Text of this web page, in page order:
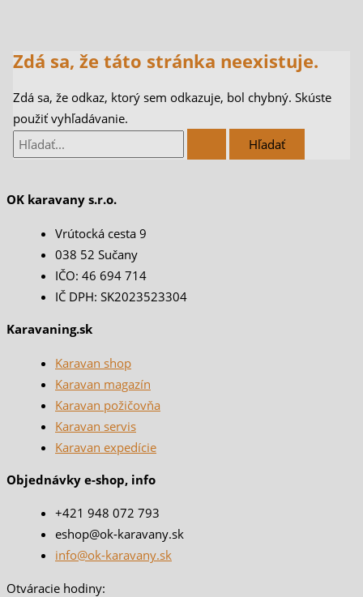
Zdá sa, že táto stránka neexistuje.
Zdá sa, že odkaz, ktorý sem odkazuje, bol chybný. Skúste
použiť vyhľadávanie.
OK karavany s.r.o.
Vrútocká cesta 9
038 52 Sučany
IČO: 46 694 714
IČ DPH: SK2023523304
Karavaning.sk
Karavan shop
Karavan magazín
Karavan požičovňa
Karavan servis
Karavan expedície
Objednávky e-shop, info
+421 948 072 793
eshop@ok-karavany.sk
info@ok-karavany.sk
Otváracie hodiny: